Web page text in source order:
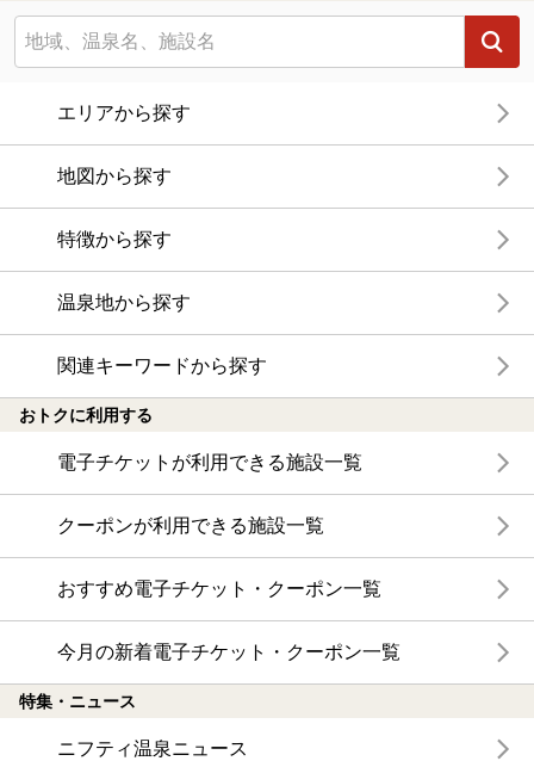
エリアから探す
地図から探す
特徴から探す
温泉地から探す
関連キーワードから探す
おトクに利用する
電子チケットが利用できる施設一覧
クーポンが利用できる施設一覧
おすすめ電子チケット・クーポン一覧
今月の新着電子チケット・クーポン一覧
特集・ニュース
ニフティ温泉ニュース